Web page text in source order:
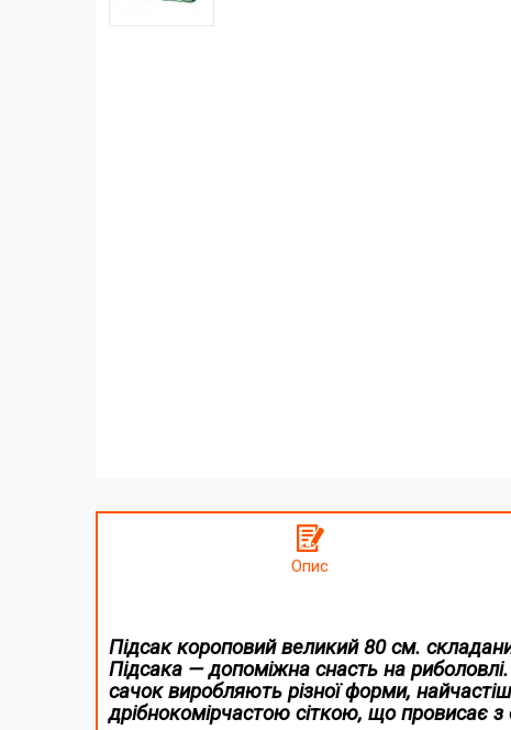
Опис
Підсак короповий великий 80 см.
Підсака — допоміжна снасть на риболовлі
сачоквиробляють різної форми,
дрібнокомірчастою сіткою, що провисає